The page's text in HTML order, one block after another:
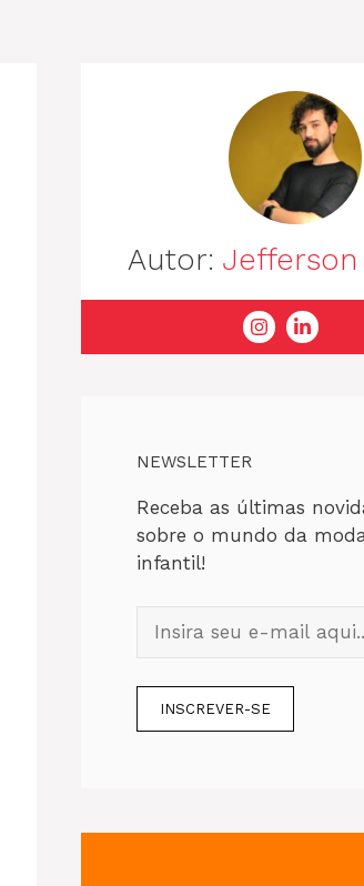
Autor: Jefferson
NEWSLETTER
Receba as últimas
sobre o mundo da
infantil!